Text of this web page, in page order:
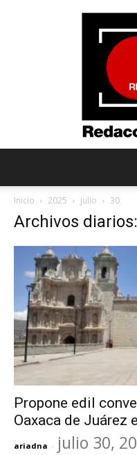
Inicio 2025 julio 30
Archivos
Propone edil
Oaxaca de Juárez
ariadna - julio 30,